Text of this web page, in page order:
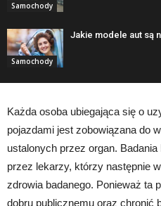
Samochody
Samochody
Jakie modele aut są
Każda osoba ubiegająca się o
pojazdami jest zobowiązana do
ustalonych przez organ.
przez lekarzy, którzy następnie
zdrowia badanego. Ponieważ ta
dobru publicznemu oraz chronić